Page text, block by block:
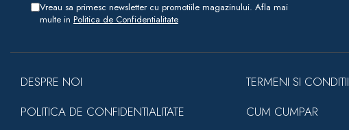
Vreau sa primesc newsletter cu promotiile magazinului. Afla mai
multe in Politica de Confidentialitate
DESPRE NOI
POLITICA DE CONFIDENTIALITATE
TERMENI SI CONDITII
CUM CUMPAR